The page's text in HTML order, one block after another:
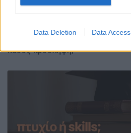
Data Deletion Data Access
28/04/2026
λάθος πρόσληψη;